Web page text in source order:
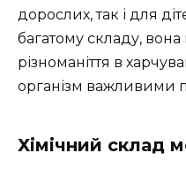
дорослих, так і для
багатому складу,
різноманіття в
організм
Хімічний склад